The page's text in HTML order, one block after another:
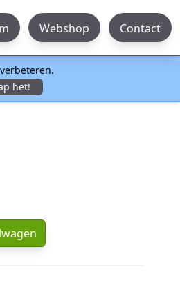
Webshop Contact
het!